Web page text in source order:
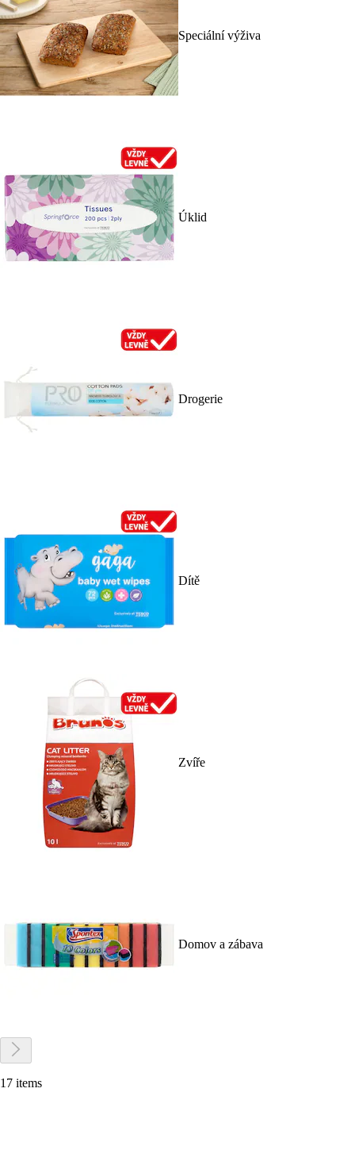
Speciální výživa
Úklid
Drogerie
Dítě
Zvíře
Domov a zábava
17 items